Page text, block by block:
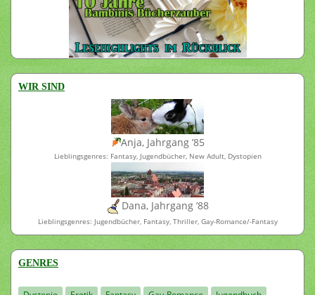
WIR SIND
Anja, Jahrgang ’85
Lieblingsgenres: Fantasy, Jugendbücher, New Adult, Dystopien
Dana, Jahrgang ’88
Lieblingsgenres: Jugendbücher, Fantasy, Thriller, Gay-Romance/-Fantasy
GENRES